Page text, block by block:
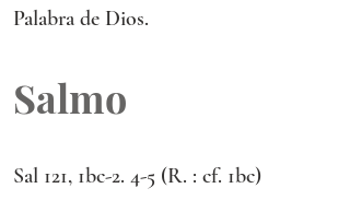
Palabra de Dios.
Salmo
Sal 121, 1bc-2. 4-5 (R. : cf. 1bc)